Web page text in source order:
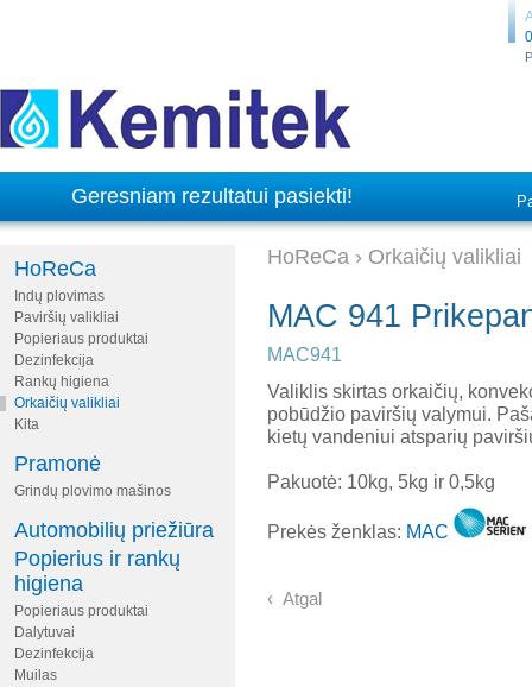
Geresniam rezultatui pasiekti!
HoReCa
Indų plovimas
Paviršių valikliai
Popieriaus produktai
Dezinfekcija
Rankų higiena
Orkaičių valikliai
Kita
Pramonė
Grindų plovimo mašinos
Automobilių priežiūra
Popierius ir rankų
higiena
Popieriaus produktai
Dalytuvai
Dezinfekcija
Muilas
HoReCa › Orkaičių valikliai
MAC 941
MAC941
Valiklis skirtas orkaičių,
pobūdžio paviršių valymui.
kietų vandeniui atsparių
Pakuotė: 10kg, 5kg ir 0,5kg
Prekės ženklas: MAC
‹ Atgal